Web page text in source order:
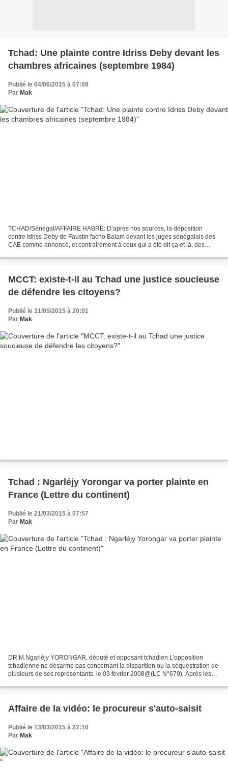
Tchad: Une plainte contre Idriss Deby devant les
chambres africaines (septembre 1984)
Publié le 04/06/2015 à 07:08
Par Mak
TCHAD/Sénégal/AFFAIRE HABRÉ: D’après nos sources, la déposition
contre Idriss Deby de Faustin facho Balam devant les juges sénégalais des
CAE comme annoncé, et contrairement à ceux qui a été dit ça et là, des
MCCT: existe-t-il au Tchad une justice soucieuse
de défendre les citoyens?
Publié le 31/05/2015 à 20:01
Par Mak
Tchad : Ngarléjy Yorongar va porter plainte en
France (Lettre du continent)
Publié le 21/03/2015 à 07:57
Par Mak
DR M.Ngarléjy YORONGAR, député et opposant tchadien L’opposition
tchadienne ne désarme pas concernant la disparition ou la séquestration de
plusieurs de ses représentants, le 03 février 2008@(LC N°679). Après les
Affaire de la vidéo: le procureur s'auto-saisit
Publié le 13/03/2015 à 22:10
Par Mak